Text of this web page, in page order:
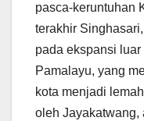
pasca-keruntuhan
terakhir
pada ekspansi
Pamalayu, yang
kota menjadi
oleh Jayakatwang,